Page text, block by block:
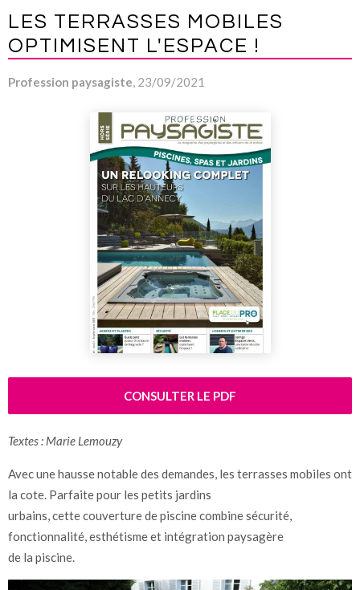
LES TERRASSES MOBILES
OPTIMISENT L'ESPACE !
Profession paysagiste, 23/09/2021
CONSULTER LE PDF
Textes : Marie Lemouzy
Avec une hausse notable des demandes, les terrasses mobiles ont
la cote. Parfaite pour les petits jardins
urbains, cette couverture de piscine combine sécurité,
fonctionnalité, esthétisme et intégration paysagère
de la piscine.